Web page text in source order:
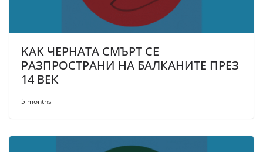
KAK ЧЕРНАТА СМЪРТ СЕ
РАЗПРОСТРАНИ НА БАЛКАНИТЕ ПРЕЗ
14 ВЕК
5 months